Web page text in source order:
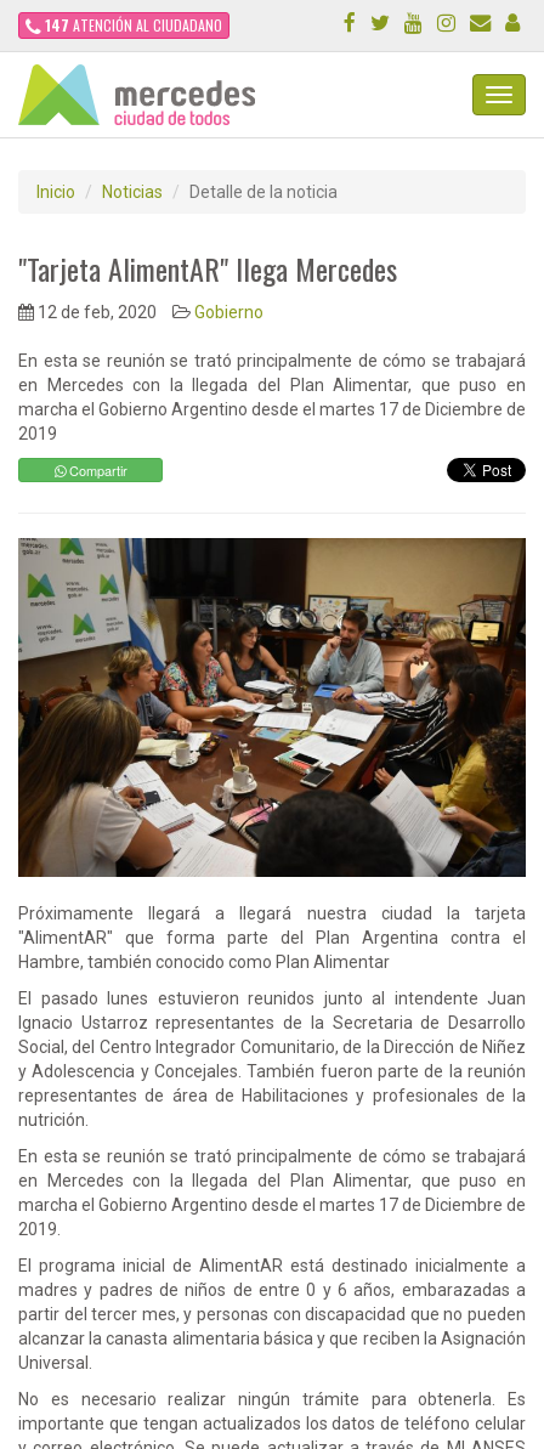
147 ATENCIÓN AL CIUDADANO
Inicio Noticias Detalle de la noticia
"Tarjeta AlimentAR" llega Mercedes
12 de feb, 2020 Gobierno
En esta se reunión se trató principalmente de cómo se trabajará
en Mercedes con la llegada del Plan Alimentar, que puso en
marcha el Gobierno Argentino desde el martes 17 de Diciembre de
2019
Compartir
Próximamente llegará a llegará nuestra ciudad la tarjeta
"AlimentAR" que forma parte del Plan Argentina contra el
Hambre, también conocido como Plan Alimentar
El pasado lunes estuvieron reunidos junto al intendente Juan
Ignacio Ustarroz representantes de la Secretaria de Desarrollo
Social, del Centro Integrador Comunitario, de la Dirección de Niñez
y Adolescencia y Concejales. También fueron parte de la reunión
representantes de área de Habilitaciones y profesionales de la
nutrición.
En esta se reunión se trató principalmente de cómo se trabajará
en Mercedes con la llegada del Plan Alimentar, que puso en
marcha el Gobierno Argentino desde el martes 17 de Diciembre de
2019.
El programa inicial de AlimentAR está destinado inicialmente a
madres y padres de niños de entre 0 y 6 años, embarazadas a
partir del tercer mes, y personas con discapacidad que no pueden
alcanzar la canasta alimentaria básica y que reciben la Asignación
Universal.
No es necesario realizar ningún trámite para obtenerla. Es
importante que tengan actualizados los datos de teléfono celular